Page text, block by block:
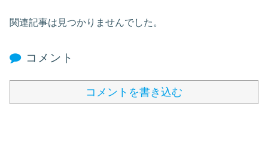
関連記事は見つかりませんでした。
コメント
コメントを書き込む